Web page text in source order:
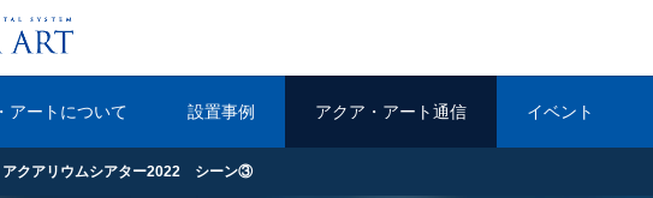
アートについて 設置事例 アクア・アート通信 イベント
アクアリウムシアター2022 シーン③